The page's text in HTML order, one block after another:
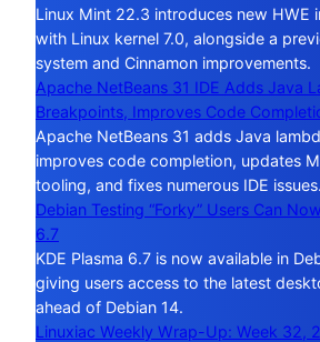
Linux Mint 22.3 introduces new HWE
with Linux kernel 7.0, alongside a
system and Cinnamon improvements.
Apache NetBeans 31 IDE Adds Java
Breakpoints, Improves Code
Apache NetBeans 31 adds Java
improves code completion, updates
tooling, and fixes numerous IDE issues.
Debian Testing “Forky” Users Can
6.7
KDE Plasma 6.7 is now available in
giving users access to the latest
ahead of Debian 14.
Linuxiac Weekly Wrap-Up: Week 32,